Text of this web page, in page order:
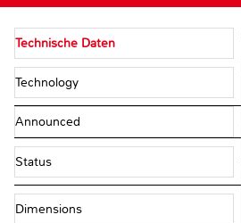
Technische Daten
Technology
Announced
Status
Dimensions